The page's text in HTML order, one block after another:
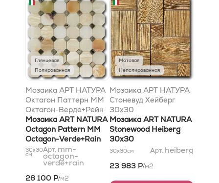
Глянцевая
Полированная
Мозаика АРТ НАТУРА
Октагон Паттерн MM
Октагон-Верде+Рейн
30,5x30,5
Мозаика ART NATURA
Octagon Pattern MM
Octagon-Verde+Rain
30,5x30,5
30x30
см
Арт. mm-
octagon-
verde+rain
28 100 Р/м2
Матовая
Неполированная
Мозаика АРТ НАТУРА
Стоневуд Хейберг
30x30
Мозаика ART NATURA
Stonewood Heiberg
30x30
30x30см Арт. heiberg
23 983 Р/м2